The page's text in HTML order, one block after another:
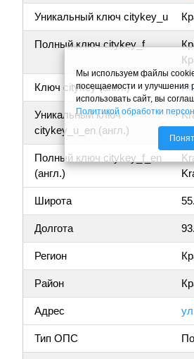
Уникальный ключ citykey_u
Полный ключ citykey_f
Ключ citykey (англ.)
Уникальный ключ
citykey_u_en (англ.)
Полный ключ citykey_f_en
(англ.)
Широта
Долгота
Регион
Район
Адрес
Тип ОПС
Мы используем файлы
посещаемости и улучшения
использовать сайт, вы
Политикой обработки